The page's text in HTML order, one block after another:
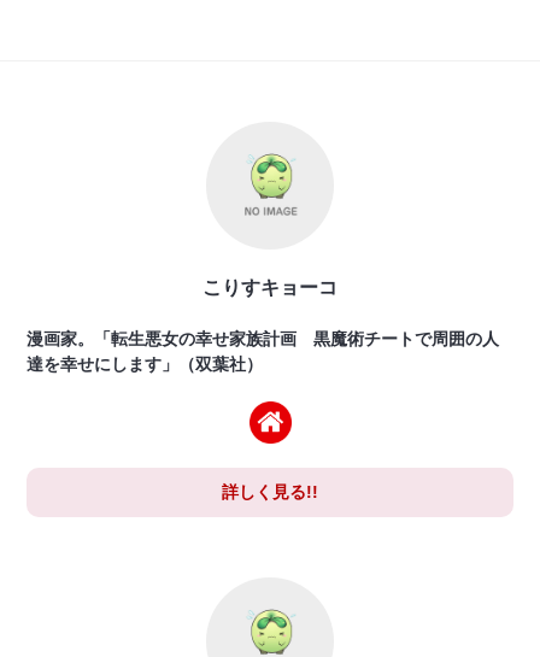
こりすキョーコ
漫画家。「転生悪女の幸せ家族計画 黒魔術チートで周囲の人
達を幸せにします」（双葉社）
詳しく見る!!